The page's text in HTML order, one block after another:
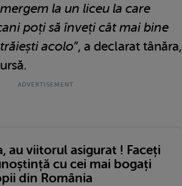
la un liceu la care
poți să înveți cât mai bine
acolo”, a declarat tânăra,
au viitorul asigurat ! Faceți
cu cei mai bogați
din România